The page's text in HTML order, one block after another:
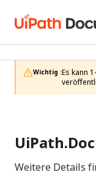
Wichtig :Es kann
Weitere Details